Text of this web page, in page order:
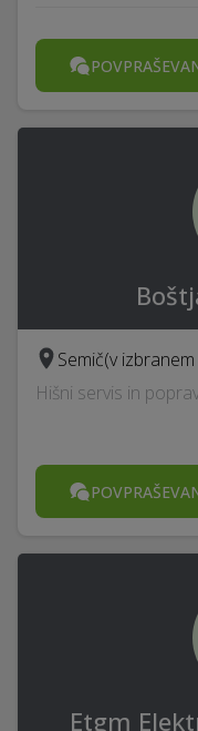
Semič(v
Hišni servis in
Etgm